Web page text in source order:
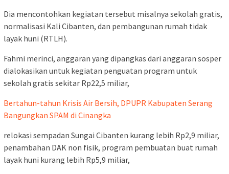
Dia mencontohkan kegiatan tersebut misalnya sekolah gratis,
normalisasi Kali Cibanten, dan pembangunan rumah tidak
layak huni (RTLH).
Fahmi merinci, anggaran yang dipangkas dari anggaran sosper
dialokasikan untuk kegiatan penguatan program untuk
sekolah gratis sekitar Rp22,5 miliar,
Bertahun-tahun Krisis Air Bersih, DPUPR Kabupaten Serang
Bangungkan SPAM di Cinangka
relokasi sempadan Sungai Cibanten kurang lebih Rp2,9 miliar,
penambahan DAK non fisik, program pembuatan buat rumah
layak huni kurang lebih Rp5,9 miliar,